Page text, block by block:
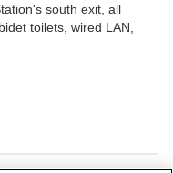
south exit, all
toilets, wired LAN,